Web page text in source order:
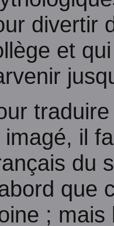
divertir
et
imagé, il
du
que
;